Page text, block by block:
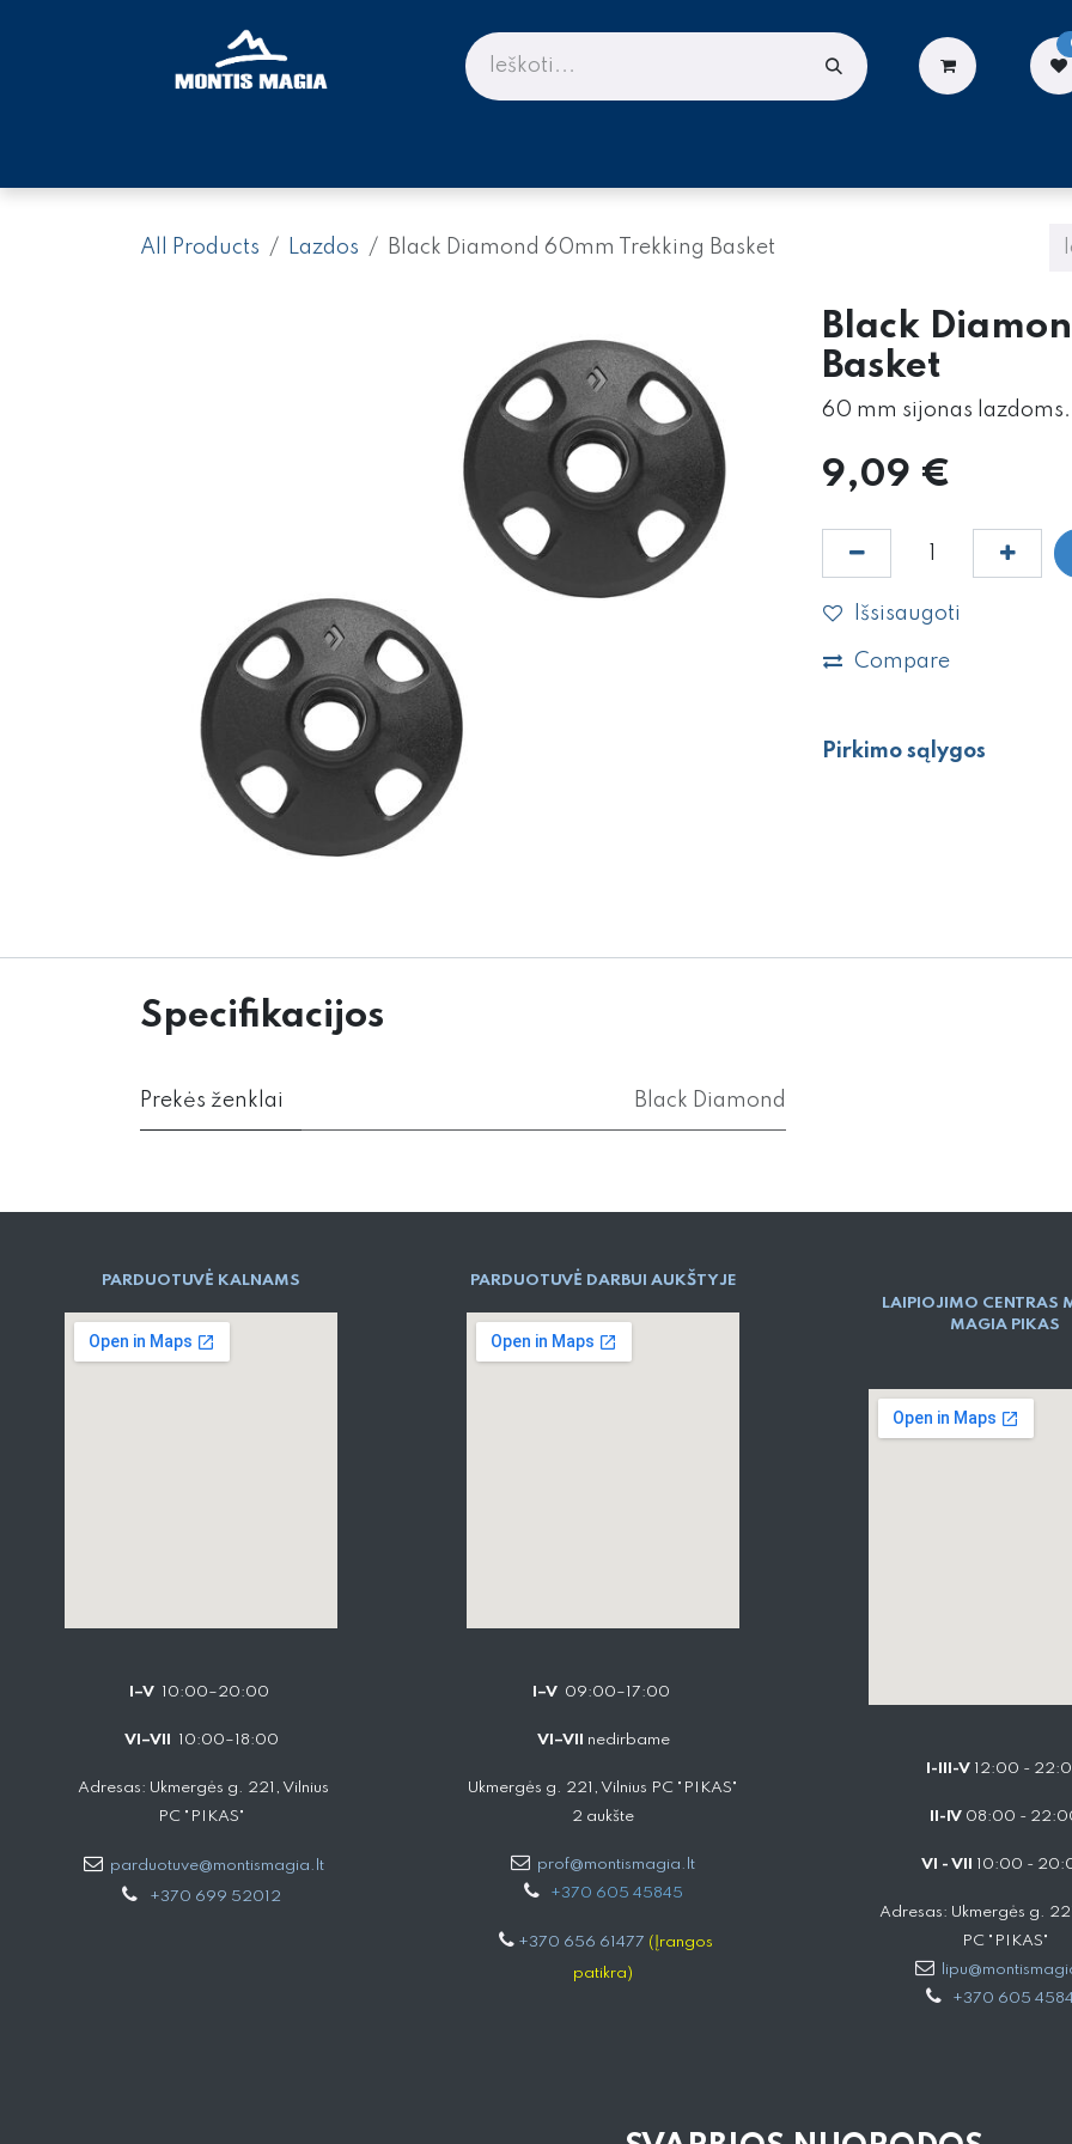
All Products Lazdos Black Diamond 60mm Trekking Basket
Black
Basket
60 mm sijonas lazdoms.
9,09 €
Išsisaugoti
Compare
Pirkimo sąlygos
Specifikacijos
Prekės ženklai Black Diamond
PARD​UOTUVĖ​ KALNAMS
I–V 10:00–20:00
VI–VII 10:00–18:00
Adresas: Ukmergės g. 221, Vilnius
PC "PIKAS"
parduotuve@montismagia.lt
+370 699 52012
PARDUOTUVĖ DARBUI AUKŠTYJE
I–V 09:00–17:00
VI–VII nedirbame
Ukmergės g. 221, Vilnius PC "PIKAS"
2 aukšte
prof@montismagia.lt
+370 605 4584​5
+370 656 61477 (Įrangos
patikra)
LAIPIOJIMO CENTRAS
MAGIA PIKAS
I-III-V 12:00 -
II-IV 08:00 -
VI - VII 10:00 -
Adresas: Ukmergės g.
PC "PIKAS"
+370 605